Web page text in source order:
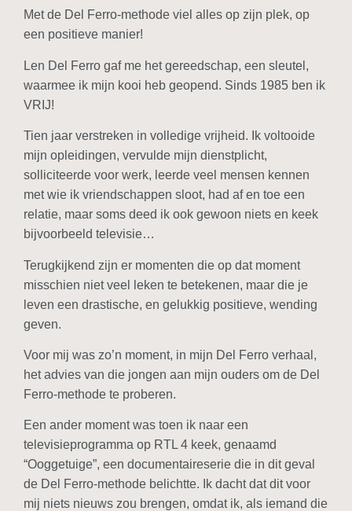
Met de Del Ferro-methode viel alles op zijn plek, op
een positieve manier!
Len Del Ferro gaf me het gereedschap, een sleutel,
waarmee ik mijn kooi heb geopend. Sinds 1985 ben ik
VRIJ!
Tien jaar verstreken in volledige vrijheid. Ik voltooide
mijn opleidingen, vervulde mijn dienstplicht,
solliciteerde voor werk, leerde veel mensen kennen
met wie ik vriendschappen sloot, had af en toe een
relatie, maar soms deed ik ook gewoon niets en keek
bijvoorbeeld televisie…
Terugkijkend zijn er momenten die op dat moment
misschien niet veel leken te betekenen, maar die je
leven een drastische, en gelukkig positieve, wending
geven.
Voor mij was zo’n moment, in mijn Del Ferro verhaal,
het advies van die jongen aan mijn ouders om de Del
Ferro-methode te proberen.
Een ander moment was toen ik naar een
televisieprogramma op RTL 4 keek, genaamd
“Ooggetuige”, een documentaireserie die in dit geval
de Del Ferro-methode belichtte. Ik dacht dat dit voor
mij niets nieuws zou brengen, omdat ik, als iemand die